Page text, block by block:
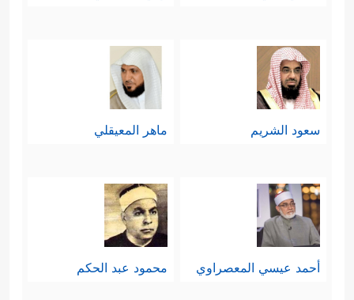
سعود الشريم ماهر المعيقلي
أحمد عيسي المعصراوي محمود عبد الحكم